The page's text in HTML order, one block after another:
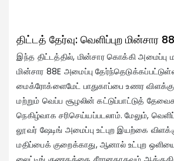
திட்டத் தேர்வு: வெளிப்புற மின்சார
இந்த திட்டத்தில், மின்சார கொக்கி அமைப்பு
மின்சார 88E அமைப்பு
மைக்ரோக்ளைமேட் பாதுகாப்பை உணர
மற்றும் வெப்ப சூழலின் கட்டுப்பாட்டுத்
நெகிழ்வாக சரிசெய்யப்படலாம். மேலும்,
லூவர் ஷேடிங் அமைப்பு உட்புற இயற்கை
மதிப்பைக் குறைக்காது, ஆனால் உட்புற